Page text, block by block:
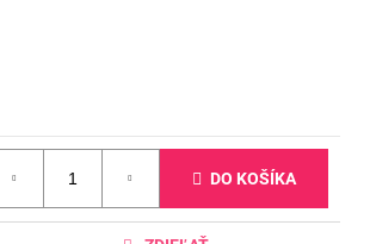
DO KOŠÍKA